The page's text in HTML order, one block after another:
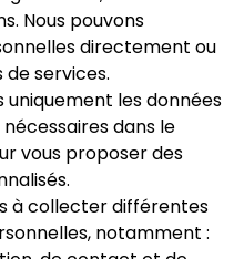
Nous pouvons
directement ou
services.
uniquement les données
dans le
vous proposer des
à collecter différentes
notamment :